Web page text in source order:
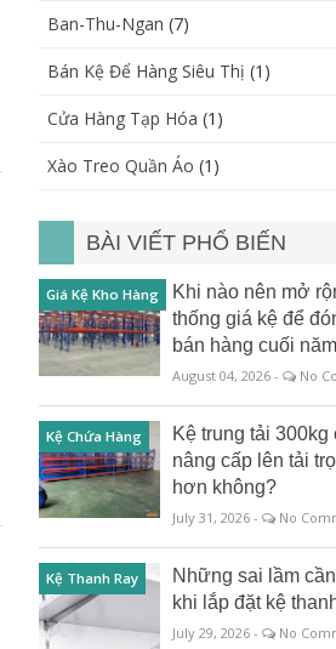
Ban-Thu-Ngan (7)
Bán Kệ Để Hàng Siêu Thị (1)
Cửa Hàng Tạp Hóa (1)
Xào Treo Quần Áo (1)
BÀI VIẾT PHỔ BIẾN
Giá Kệ Kho Hàng
Khi nào nên mở
thống giá kệ để
bán hàng cuối
August 04, 2026 - No
Kệ Chứa Hàng
Kệ trung tải 300kg
nâng cấp lên tải
hơn không?
July 31, 2026 - No
Kệ Thanh Ray
Những sai lầm
khi lắp đặt kệ
July 29, 2026 - No